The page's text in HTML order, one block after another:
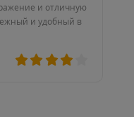
и отличную
и удобный в